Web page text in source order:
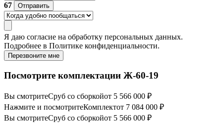
67
Отправить
Я даю согласие на обработку персональных данных.
Подробнее в Политике конфиденциальности.
Перезвоните мне
Посмотрите комплектации Ж-60-19
Вы смотритеСруб со сборкойот 5 566 000 ₽
Нажмите и посмотритеКомплектот 7 084 000 ₽
Вы смотритеСруб со сборкойот 5 566 000 ₽